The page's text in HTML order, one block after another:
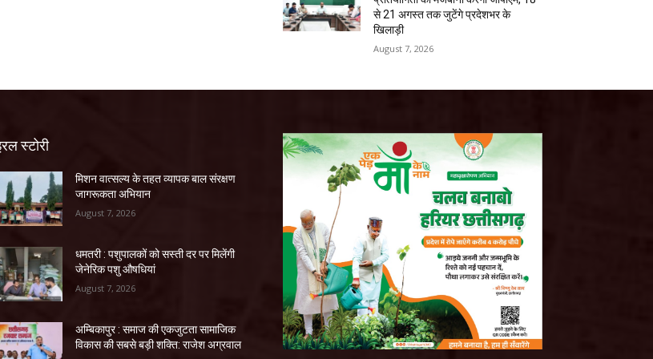
से 21 अगस्त तक जुटेंगे प्रदेशभर के
खिलाड़ी
August 7, 2026
स्टोरी
मिशन वात्सल्य के तहत व्यापक बाल संरक्षण
जागरूकता अभियान
August 7, 2026
धमतरी : पशुपालकों को सस्ती दर पर मिलेंगी
जेनेरिक पशु औषधियां
August 7, 2026
अम्बिकापुर : समाज की एकजुटता सामाजिक
विकास की सबसे बड़ी शक्ति: राजेश अग्रवाल